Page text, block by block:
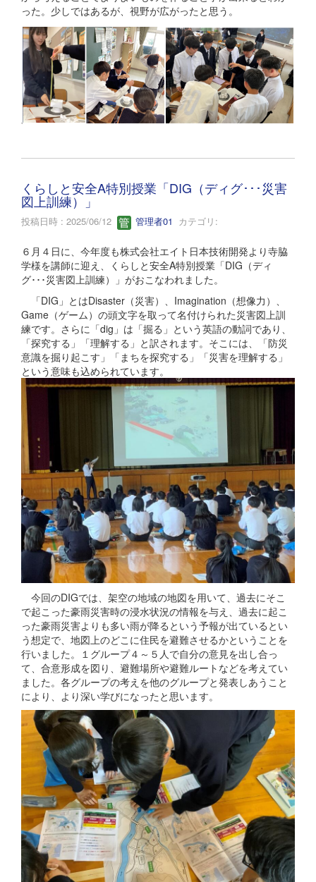
った。少しではあるが、視野が広がったと思う。
くらしと安全A特別授業「DIG（ディグ･･･災害
図上訓練）」
投稿日時 : 2025/06/12 管理者01 カテゴリ:
６月４日に、今年度も株式会社エイト日本技術開発より寺脇
学様を講師に迎え、くらしと安全A特別授業「DIG（ディ
グ･･･災害図上訓練）」がおこなわれました。
「DIG」とはDisaster（災害）、Imagination（想像力）、
Game（ゲーム）の頭文字を取って名付けられた災害図上訓
練です。さらに「dig」は「掘る」という英語の動詞であり、
「探究する」「理解する」と訳されます。そこには、「防災
意識を掘り起こす」「まちを探究する」「災害を理解する」
という意味も込められています。
今回のDIGでは、架空の地域の地図を用いて、過去にそこ
で起こった豪雨災害時の浸水状況の情報を与え、過去に起こ
った豪雨災害よりも多い雨が降るという予報が出ているとい
う想定で、地図上のどこに住民を避難させるかということを
行いました。１グループ４～５人で自分の意見を出し合っ
て、合意形成を図り、避難場所や避難ルートなどを考えてい
ました。各グループの考えを他のグループと発表しあうこと
により、より深い学びになったと思います。